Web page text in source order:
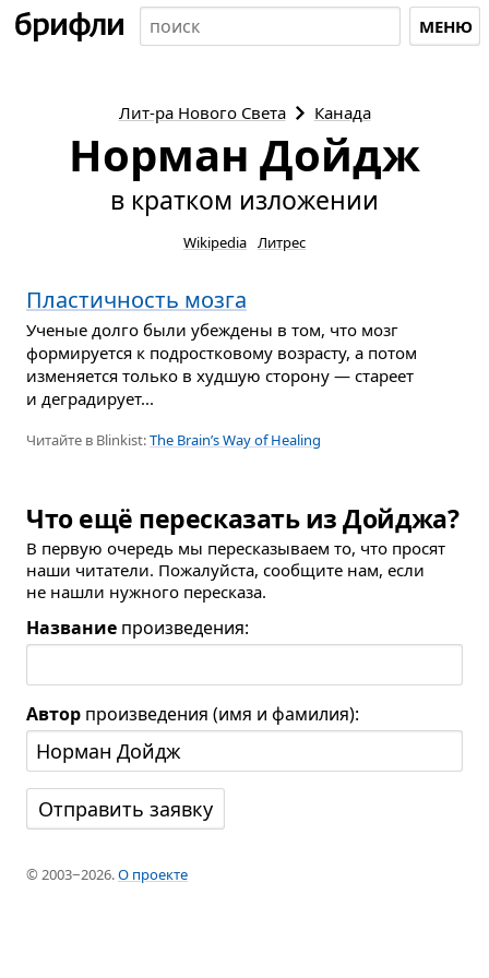
МЕНЮ
Лит-раНового Света Канада
Норман Дойдж
в кратком изложении
Wikipedia Литрес
Пластичность мозга
Ученые долго были убеждены в том, что мозг
формируется к подростковому возрасту, а потом
изменяется только в худшую сторону — стареет
и деградирует...
Читайте в Blinkist:The Brain’s Way of Healing
Что ещё пересказать из Дойджа?
В первую очередь мы пересказываем то, что просят
наши читатели. Пожалуйста, сообщите нам, если
не нашли нужного пересказа.
Название произведения:
Автор произведения (имя и фамилия):
© 2003−2026.О проекте